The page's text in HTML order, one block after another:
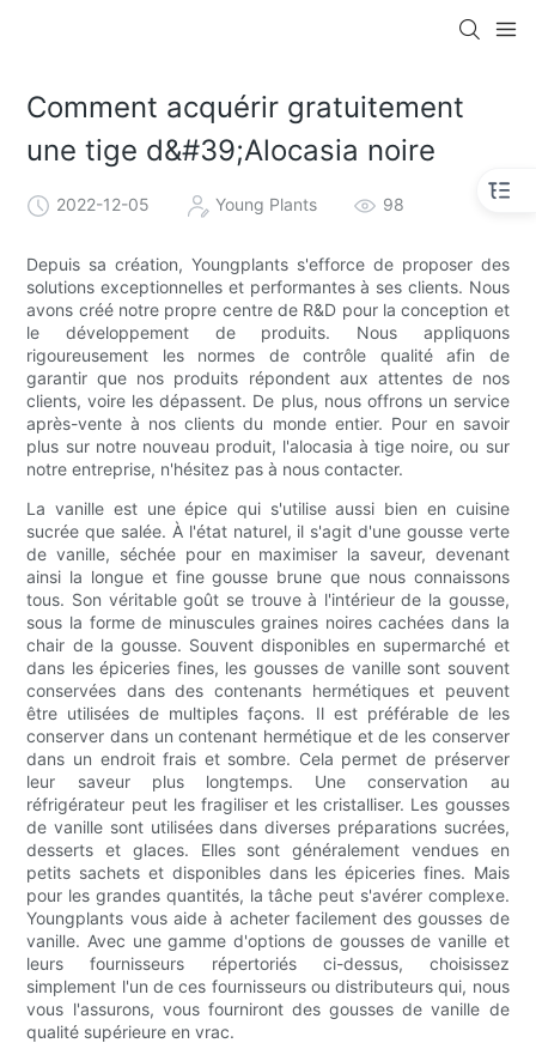
Comment acquérir gratuitement
une tige d&#39;Alocasia noire
2022-12-05 Young Plants 98
Depuis sa création, Youngplants s'efforce de proposer des
solutions exceptionnelles et performantes à ses clients. Nous
avons créé notre propre centre de R&D pour la conception et
le développement de produits. Nous appliquons
rigoureusement les normes de contrôle qualité afin de
garantir que nos produits répondent aux attentes de nos
clients, voire les dépassent. De plus, nous offrons un service
après-vente à nos clients du monde entier. Pour en savoir
plus sur notre nouveau produit, l'alocasia à tige noire, ou sur
notre entreprise, n'hésitez pas à nous contacter.
La vanille est une épice qui s'utilise aussi bien en cuisine
sucrée que salée. À l'état naturel, il s'agit d'une gousse verte
de vanille, séchée pour en maximiser la saveur, devenant
ainsi la longue et fine gousse brune que nous connaissons
tous. Son véritable goût se trouve à l'intérieur de la gousse,
sous la forme de minuscules graines noires cachées dans la
chair de la gousse. Souvent disponibles en supermarché et
dans les épiceries fines, les gousses de vanille sont souvent
conservées dans des contenants hermétiques et peuvent
être utilisées de multiples façons. Il est préférable de les
conserver dans un contenant hermétique et de les conserver
dans un endroit frais et sombre. Cela permet de préserver
leur saveur plus longtemps. Une conservation au
réfrigérateur peut les fragiliser et les cristalliser. Les gousses
de vanille sont utilisées dans diverses préparations sucrées,
desserts et glaces. Elles sont généralement vendues en
petits sachets et disponibles dans les épiceries fines. Mais
pour les grandes quantités, la tâche peut s'avérer complexe.
Youngplants vous aide à acheter facilement des gousses de
vanille. Avec une gamme d'options de gousses de vanille et
leurs fournisseurs répertoriés ci-dessus, choisissez
simplement l'un de ces fournisseurs ou distributeurs qui, nous
vous l'assurons, vous fourniront des gousses de vanille de
qualité supérieure en vrac.